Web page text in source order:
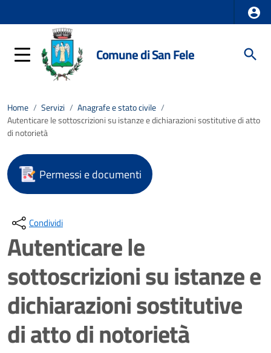
Comune di San Fele
Home / Servizi / Anagrafe e stato civile /
Autenticare le sottoscrizioni su istanze e dichiarazioni sostitutive di atto
di notorietà
Permessi e documenti
Condividi
Autenticare le
sottoscrizioni su istanze e
dichiarazioni sostitutive
di atto di notorietà